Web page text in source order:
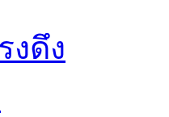
งดึง